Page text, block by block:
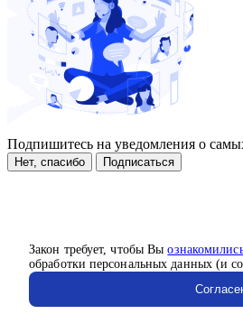
Закон требует, чтобы Вы
обработки персональных данных (и
Подпишитесь на уведомления о
Нет, спасибо Подписаться